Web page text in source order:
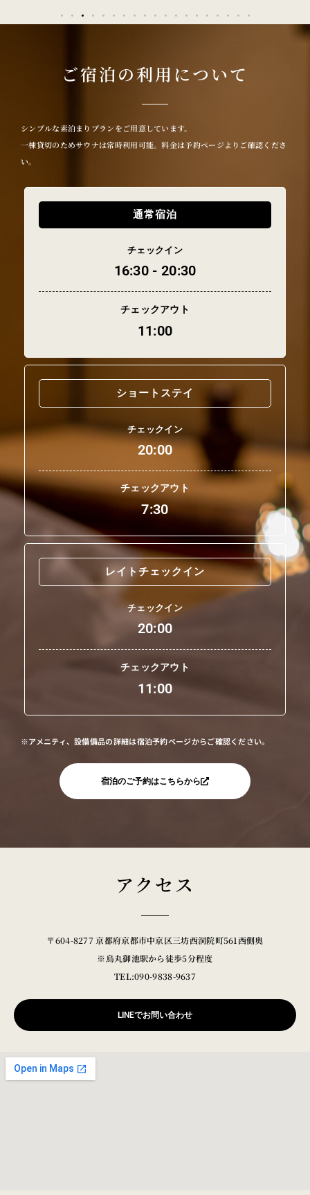
ご宿泊の利用について
シンプルな素泊まりプランをご用意しています。
一棟貸切のためサウナは常時利用可能。料金は予約ページよりご確認くださ
い。
通常宿泊
チェックイン
16:30 - 20:30
チェックアウト
11:00
ショートステイ
チェックイン
20:00
チェックアウト
7:30
レイトチェックイン
チェックイン
20:00
チェックアウト
11:00
※アメニティ、設備備品の詳細は宿泊予約ページからご確認ください。
宿泊のご予約はこちらから
アクセス
〒604-8277 京都府京都市中京区三坊西洞院町561西側奥
※烏丸御池駅から徒歩5分程度
TEL:090-9838-9637
LINEでお問い合わせ